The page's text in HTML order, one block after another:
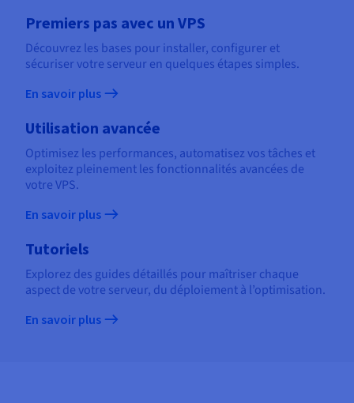
Premiers pas avec un VPS
Découvrez les bases pour installer, configurer et
sécuriser votre serveur en quelques étapes simples.
En savoir plus
Utilisation avancée
Optimisez les performances, automatisez vos tâches et
exploitez pleinement les fonctionnalités avancées de
votre VPS.
En savoir plus
Tutoriels
Explorez des guides détaillés pour maîtriser chaque
aspect de votre serveur, du déploiement à l’optimisation.
En savoir plus